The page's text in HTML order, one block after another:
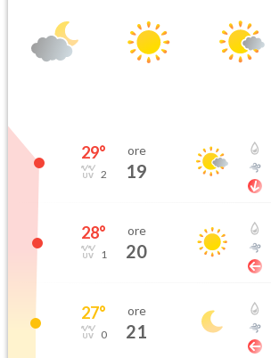
29°
2
ore
19
28°
1
ore
20
27°
0
ore
21